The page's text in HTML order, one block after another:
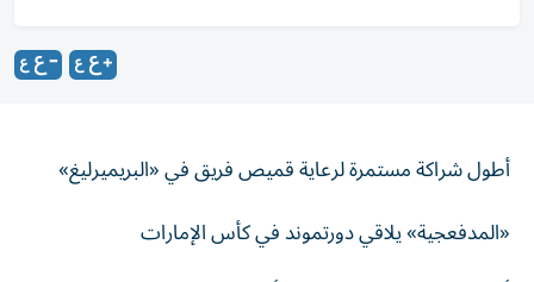
أطول شراكة مستمرة لرعاية قميص فريق في «البريميرليغ»